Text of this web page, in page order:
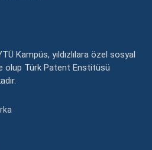
Kampüs, yıldızlılara özel sosyal
olup Türk Patent Enstitüsü